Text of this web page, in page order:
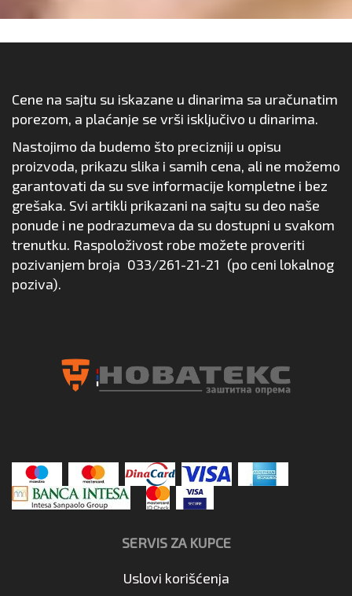
Cene na sajtu su iskazane u dinarima sa uračunatim
porezom, a plaćanje se vrši isključivo u dinarima.
Nastojimo da budemo što precizniji u opisu
proizvoda, prikazu slika i samih cena, ali ne možemo
garantovati da su sve informacije kompletne i bez
grešaka. Svi artikli prikazani na sajtu su deo naše
ponude i ne podrazumeva da su dostupni u svakom
trenutku. Raspoloživost robe možete proveriti
pozivanjem broja 033/261-21-21 (po ceni lokalnog
poziva).
SERVIS ZA KUPCE
Uslovi korišćenja